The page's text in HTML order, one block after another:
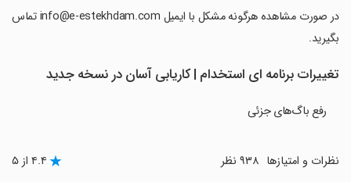
‏‏‏‏‏‏در صورت مشاهده هرگونه مشکل با ایمیل info@e-estekhdam.com تماس
بگیرید.
تغییرات برنامه ‏‏‏‏‏‏ای استخدام | کاریابی آسان در نسخه جدید
رفع باگ‌های جزئی
نظرات و امتیازها ۴.۴ از ۵